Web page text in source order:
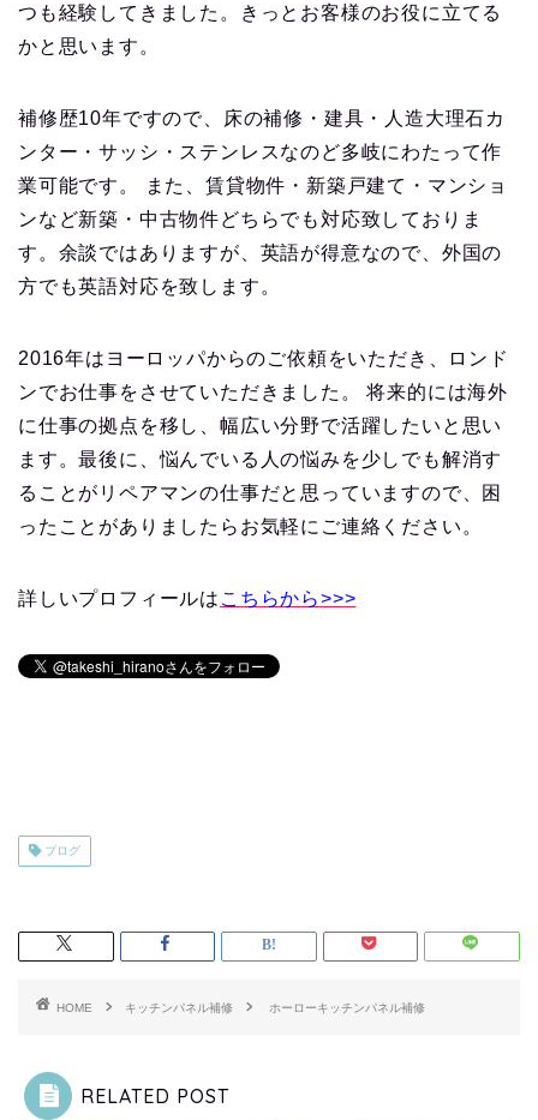
つも経験してきました。きっとお客様のお役に立てる
かと思います。
補修歴10年ですので、床の補修・建具・人造大理石カ
ンター・サッシ・ステンレスなのど多岐にわたって作
業可能です。 また、賃貸物件・新築戸建て・マンショ
ンなど新築・中古物件どちらでも対応致しておりま
す。余談ではありますが、英語が得意なので、外国の
方でも英語対応を致します。
2016年はヨーロッパからのご依頼をいただき、ロンド
ンでお仕事をさせていただきました。 将来的には海外
に仕事の拠点を移し、幅広い分野で活躍したいと思い
ます。最後に、悩んでいる人の悩みを少しでも解消す
ることがリペアマンの仕事だと思っていますので、困
ったことがありましたらお気軽にご連絡ください。
詳しいプロフィールは こちらから>>>
ブログ
HOME キッチンパネル補修 ホーローキッチンパネル補修
RELATED POST